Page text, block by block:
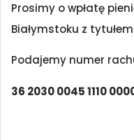
Prosimy o wpłatę
Białymstoku z tytułem
Podajemy numer
36 2030 0045 1110